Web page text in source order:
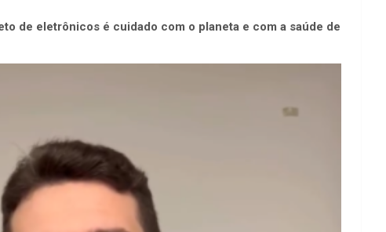
de eletrônicos é cuidado com o planeta e com a saúde de